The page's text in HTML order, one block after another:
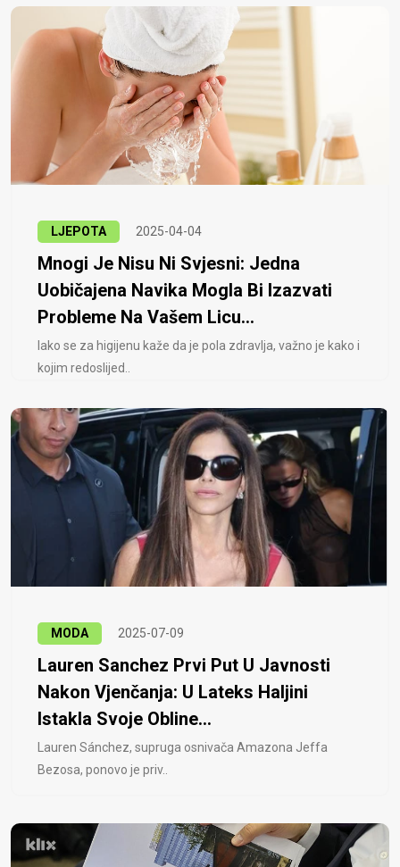
LJEPOTA 2025-04-04
Mnogi Je Nisu Ni Svjesni: Jedna
Uobičajena Navika Mogla Bi Izazvati
Probleme Na Vašem Licu...
Iako se za higijenu kaže da je pola zdravlja, važno je kako i
kojim redoslijed..
MODA 2025-07-09
Lauren Sanchez Prvi Put U Javnosti
Nakon Vjenčanja: U Lateks Haljini
Istakla Svoje Obline...
Lauren Sánchez, supruga osnivača Amazona Jeffa
Bezosa, ponovo je priv..